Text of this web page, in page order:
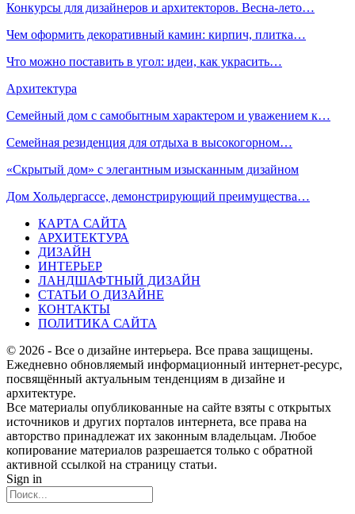
Конкурсы для дизайнеров и архитекторов. Весна-лето…
Чем оформить декоративный камин: кирпич, плитка…
Что можно поставить в угол: идеи, как украсить…
Архитектура
Семейный дом с самобытным характером и уважением к…
Семейная резиденция для отдыха в высокогорном…
«Скрытый дом» с элегантным изысканным дизайном
Дом Хольдергассе, демонстрирующий преимущества…
КАРТА САЙТА
АРХИТЕКТУРА
ДИЗАЙН
ИНТЕРЬЕР
ЛАНДШАФТНЫЙ ДИЗАЙН
СТАТЬИ О ДИЗАЙНЕ
КОНТАКТЫ
ПОЛИТИКА САЙТА
© 2026 - Все о дизайне интерьера. Все права защищены.
Ежедневно обновляемый информационный интернет-ресурс,
посвящённый актуальным тенденциям в дизайне и
архитектуре.
Все материалы опубликованные на сайте взяты с открытых
источников и других порталов интернета, все права на
авторство принадлежат их законным владельцам. Любое
копирование материалов разрешается только с обратной
активной ссылкой на страницу статьи.
Sign in